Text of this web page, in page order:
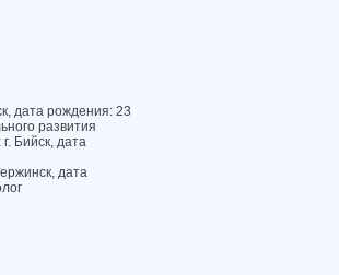
дата рождения: 23
развития
Бийск, дата
дата